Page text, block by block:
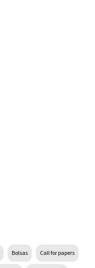
Bolsas Call for papers